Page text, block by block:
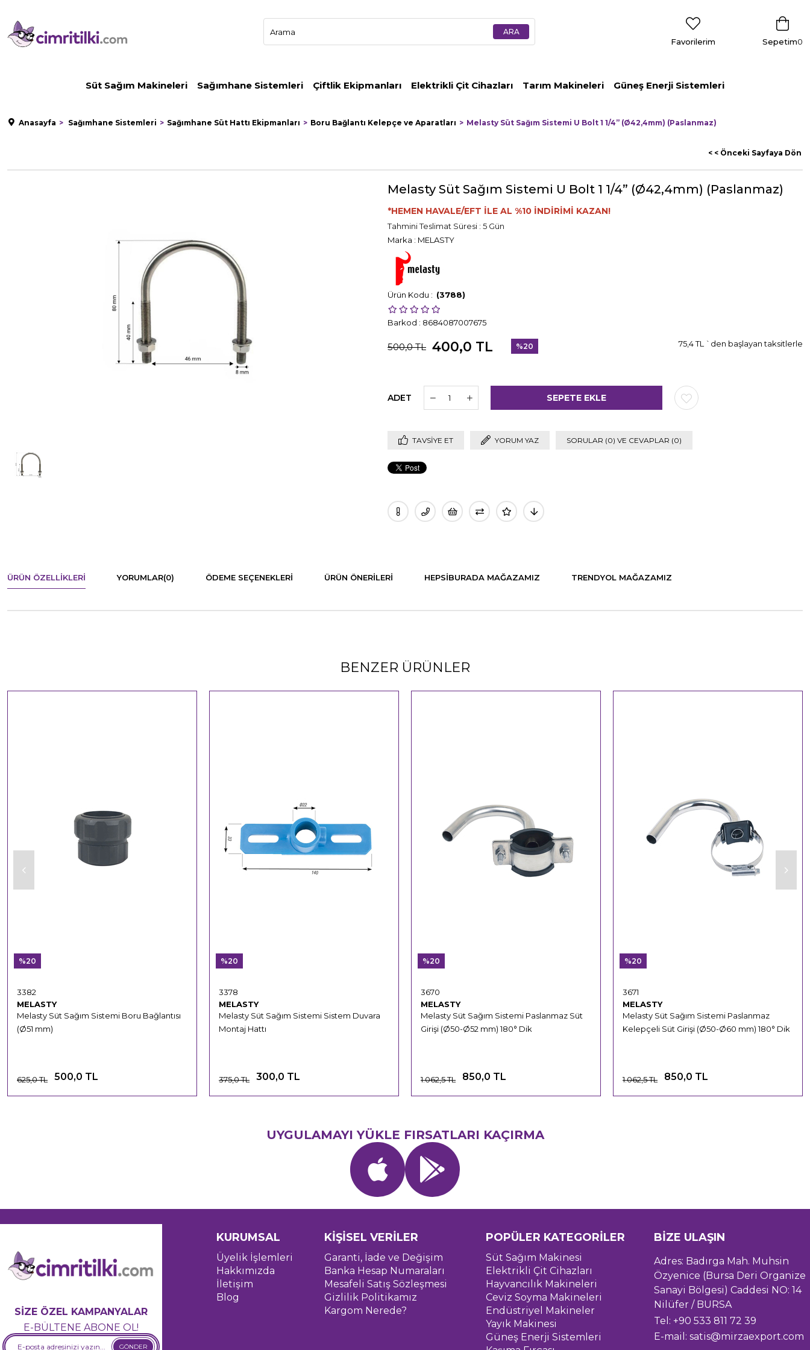
Sepetim0
Favorilerim
Süt Sağım Makineleri Sağımhane Sistemleri Çiftlik Ekipmanları Elektrikli Çit Cihazları Tarım Makineleri Güneş Enerji Sistemleri
Anasayfa Sağımhane Sistemleri Sağımhane Süt Hattı Ekipmanları Boru Bağlantı Kelepçe ve Aparatları Melasty Süt Sağım Sistemi U Bolt 1 1/4” (Ø42,4mm) (Paslanmaz)
< < Önceki Sayfaya Dön
Melasty Süt Sağım Sistemi U Bolt 1 1/4” (Ø42,4mm) (Paslanmaz)
*HEMEN HAVALE/EFT İLE AL %10 İNDİRİMİ KAZAN!
Tahmini Teslimat Süresi : 5 Gün
Marka : MELASTY
(3788)
Barkod : 8684087007675
500,0 TL 400,0 TL %20
75,4 TL `den başlayan taksitlerle
ADET
TAVSIYE ET YORUM YAZ SORULAR (0) VE CEVAPLAR (0)
ÜRÜN ÖZELLIKLERI YORUMLAR(0) ÖDEME SEÇENEKLERI ÜRÜN ÖNERILERI HEPSIBURADA MAĞAZAMIZ TRENDYOL MAĞAZAMIZ
BENZER ÜRÜNLER
MELASTY
Melasty Süt Sağım Sistemi Boru Bağlantısı
(Ø51 mm)
3382
500,0 TL
625,0 TL
%20
MELASTY
Melasty Süt Sağım Sistemi Sistem Duvara
Montaj Hattı
3378
300,0 TL
375,0 TL
%20
MELASTY
Melasty Süt Sağım Sistemi Paslanmaz Süt
Girişi (Ø50-Ø52 mm) 180° Dik
3670
850,0 TL
1.062,5 TL
%20
MELASTY
Melasty Süt Sağım Sistemi Paslanmaz
Kelepçeli Süt Girişi (Ø50-Ø60 mm) 180° Dik
3671
850,0 TL
1.062,5 TL
%20
UYGULAMAYI YÜKLE FIRSATLARI KAÇIRMA
SİZE ÖZEL KAMPANYALAR
E-BÜLTENE ABONE OL!
GÖNDER
KURUMSAL
Üyelik İşlemleri
Hakkımızda
İletişim
Blog
KİŞİSEL VERİLER
Garanti, İade ve Değişim
Banka Hesap Numaraları
Mesafeli Satış Sözleşmesi
Gizlilik Politikamız
Kargom Nerede?
POPÜLER KATEGORİLER
Süt Sağım Makinesi
Elektrikli Çit Cihazları
Hayvancılık Makineleri
Ceviz Soyma Makineleri
Endüstriyel Makineler
Yayık Makinesi
Güneş Enerji Sistemleri
BİZE ULAŞIN
Adres: Badırga Mah. Muhsin
Özyenice (Bursa Deri Organize
Sanayi Bölgesi) Caddesi NO: 14
Nilüfer / BURSA
Tel: +90 533 811 72 39
E-mail:satis@mirzaexport.com